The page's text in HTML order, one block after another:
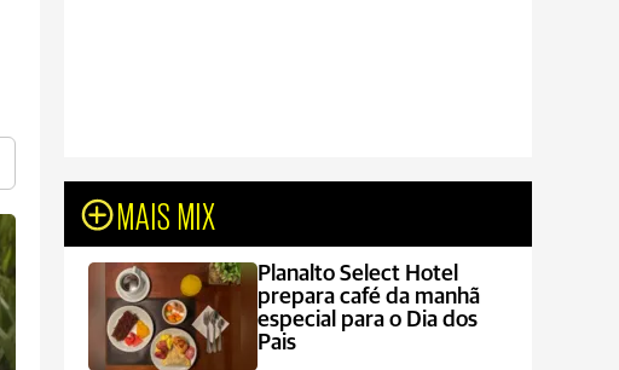
MAIS MIX
Planalto Select Hotel
prepara café da manhã
especial para o Dia dos
Pais